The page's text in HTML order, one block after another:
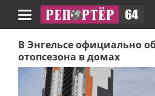
Навигация
В Энгельсе официально
отопсезона в домах